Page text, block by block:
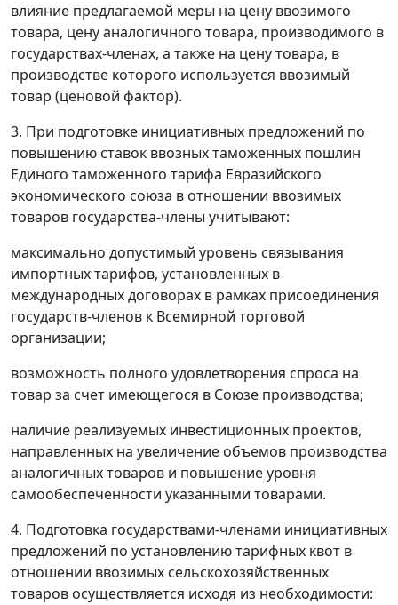
влияние предлагаемой меры на цену ввозимого
товара, цену аналогичного товара, производимого в
государствах-членах, а также на цену товара, в
производстве которого используется ввозимый
товар (ценовой фактор).
3. При подготовке инициативных предложений по
повышению ставок ввозных таможенных пошлин
Единого таможенного тарифа Евразийского
экономического союза в отношении ввозимых
товаров государства-члены учитывают:
максимально допустимый уровень связывания
импортных тарифов, установленных в
международных договорах в рамках присоединения
государств-членов к Всемирной торговой
организации;
возможность полного удовлетворения спроса на
товар за счет имеющегося в Союзе производства;
наличие реализуемых инвестиционных проектов,
направленных на увеличение объемов производства
аналогичных товаров и повышение уровня
самообеспеченности указанными товарами.
4. Подготовка государствами-членами инициативных
предложений по установлению тарифных квот в
отношении ввозимых сельскохозяйственных
товаров осуществляется исходя из необходимости: